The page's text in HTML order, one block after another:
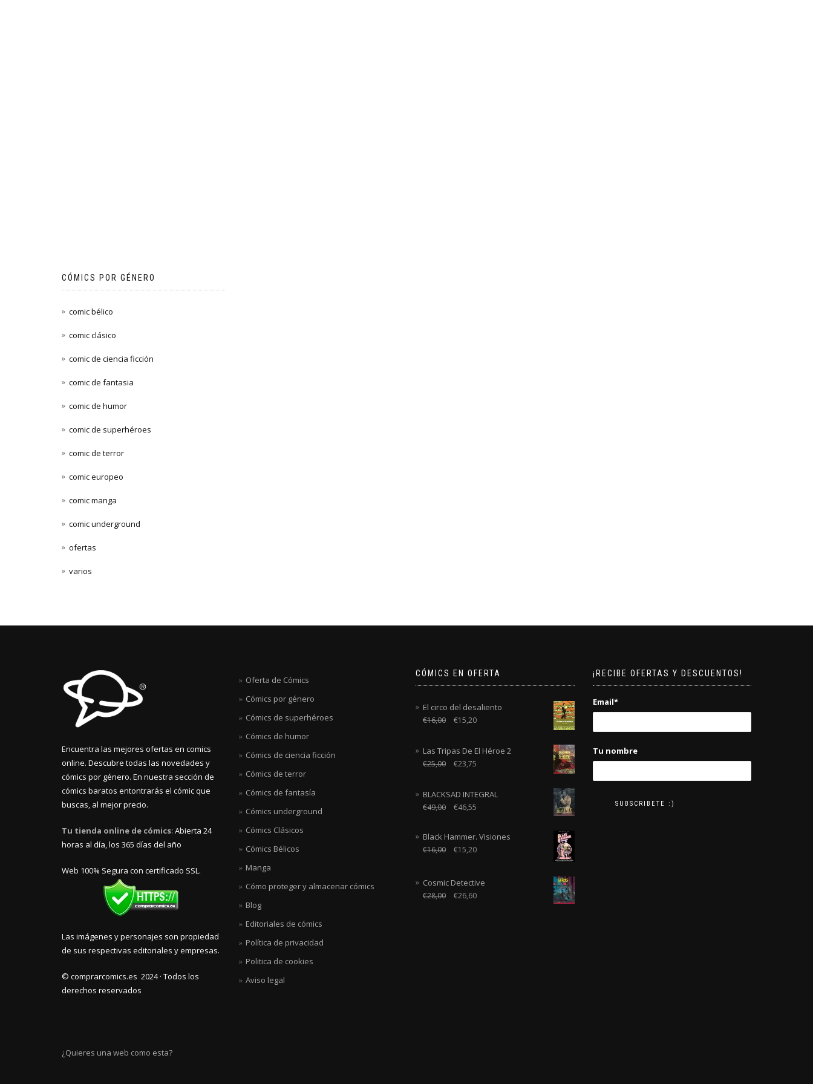
CÓMICS POR GÉNERO
comic bélico
comic clásico
comic de ciencia ficción
comic de fantasia
comic de humor
comic de superhéroes
comic de terror
comic europeo
comic manga
comic underground
ofertas
varios
Encuentra las mejores ofertas en comics
online. Descubre todas las novedades y
cómics por género. En nuestra sección de
cómics baratos entontrarás el cómic que
buscas, al mejor precio.
Tu tienda online de cómics: Abierta 24
horas al día, los 365 días del año
Web 100% Segura con certificado SSL.
Las imágenes y personajes son propiedad
de sus respectivas editoriales y empresas.
© comprarcomics.es 2024 · Todos los
derechos reservados
¿Quieres una web como esta?
Oferta de Cómics
Cómics por género
Cómics de superhéroes
Cómics de humor
Cómics de ciencia ficción
Cómics de terror
Cómics de fantasía
Cómics underground
Cómics Clásicos
Cómics Bélicos
Manga
Cómo proteger y almacenar cómics
Blog
Editoriales de cómics
Política de privacidad
Politica de cookies
Aviso legal
CÓMICS EN OFERTA
El circo del desaliento
€16,00 €15,20
Las Tripas De El Héroe 2
€25,00 €23,75
BLACKSAD INTEGRAL
€49,00 €46,55
Black Hammer. Visiones
€16,00 €15,20
Cosmic Detective
€28,00 €26,60
¡RECIBE OFERTAS Y DESCUENTOS!
Email*
Tu nombre